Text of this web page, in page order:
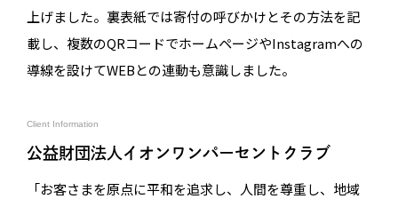
上げました。裏表紙では寄付の呼びかけとその方法を記
載し、複数のQRコードでホームページやInstagramへの
導線を設けてWEBとの連動も意識しました。
Client Information
公益財団法人イオンワンパーセントクラブ
「お客さまを原点に平和を追求し、人間を尊重し、地域